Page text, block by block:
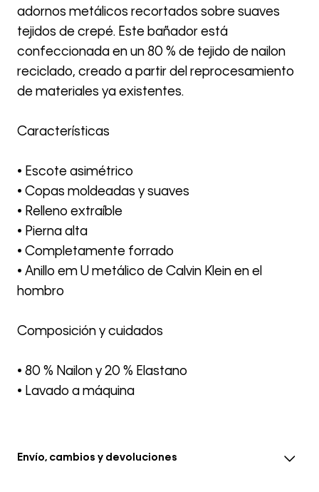
adornos metálicos recortados sobre suaves
tejidos de crepé. Este bañador está
confeccionada en un 80 % de tejido de nailon
reciclado, creado a partir del reprocesamiento
de materiales ya existentes.
Características
• Escote asimétrico
• Copas moldeadas y suaves
• Relleno extraíble
• Pierna alta
• Completamente forrado
• Anillo em U metálico de Calvin Klein en el
hombro
Composición y cuidados
• 80 % Nailon y 20 % Elastano
• Lavado a máquina
Envío, cambios y devoluciones